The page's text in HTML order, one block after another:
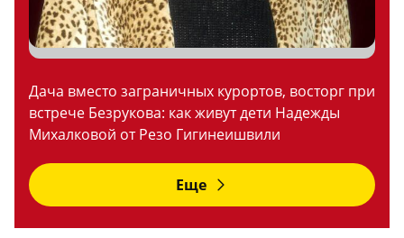
Дача вместо заграничных курортов, восторг при
встрече Безрукова: как живут дети Надежды
Михалковой от Резо Гигинеишвили
Еще